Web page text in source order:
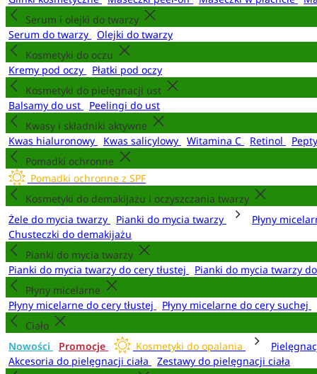
Serum i olejki do twarzy
Serum do twarzy
Olejki do twarzy
Kosmetyki do oczu
Kremy pod oczy
Płatki pod oczy
Kosmetyki do pielęgnacji ust
Balsamy do ust
Peelingi do ust
Kwasy i składniki aktywne
Kwas hialuronowy
Kwas salicylowy Witamina C Retinol
Pomadki ochronne
Pomadki ochronne z SPF
Kosmetyki do demakijażu i oczyszczania twarzy
Żele do mycia twarzy
Pianki do mycia twarzy Płyny
Chusteczki do demakijażu
Pianki do mycia twarzy
Pianki do mycia twarzy do cery tłustej
Pianki do mycia twarzy
Płyny micelarne
Płyny micelarne do cery tłustej
Płyny micelarne do cery suchej
Ciało
Nowości
Promocje Kosmetyki do opalania
Akcesoria do pielęgnacji ciała
Zestawy do pielęgnacji ciała